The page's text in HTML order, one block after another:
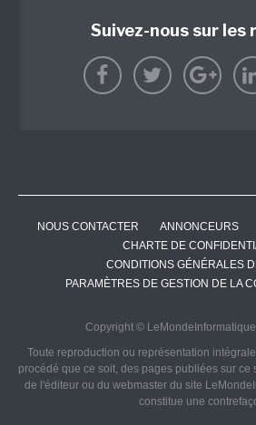
Suivez-nous sur les
NOUS CONTACTER ANNONCEURS
CHARTE DE
CONDITIONS GÉNÉRALES
PARAMÈTRES DE GESTION DE LA
Copyright ©
Toute reproduction ou représentation
procédé que ce soit, des pages publiées sur ce
de l'éditeur ou du webmaster du site
constitue une